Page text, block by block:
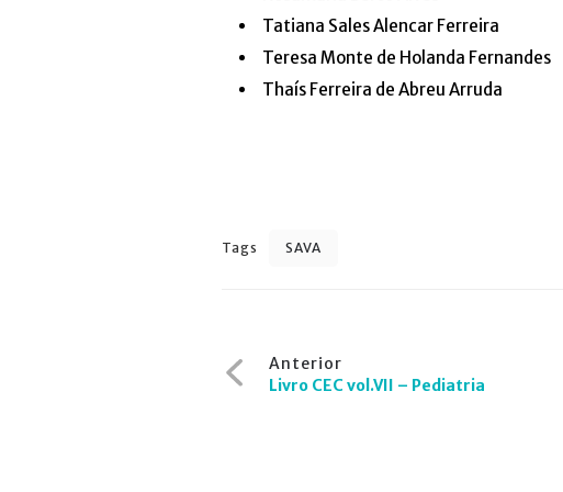
Tatiana Sales Alencar Ferreira
Teresa Monte de Holanda Fernandes
Thaís Ferreira de Abreu Arruda
Tags SAVA
de
Anterior
Livro CEC vol.VII – Pediatria